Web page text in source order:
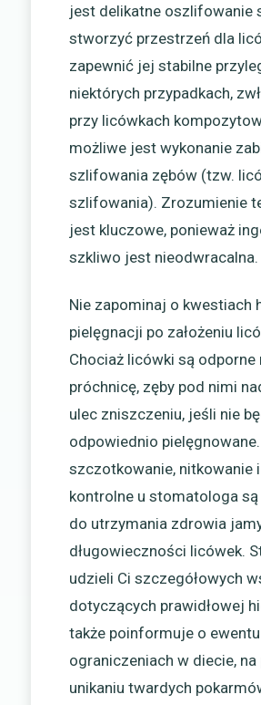
jest delikatne oszlifowanie
stworzyć przestrzeń dla
zapewnić jej stabilne
niektórych przypadkach,
przy licówkach
możliwe jest wykonanie
szlifowania zębów (tzw.
szlifowania). Zrozumienie
jest kluczowe, ponieważ
szkliwo jest nieodwracalna.
Nie zapominaj o kwestiach
pielęgnacji po założeniu
Chociaż licówki są odporne
próchnicę, zęby pod nimi
ulec zniszczeniu, jeśli nie
odpowiednio
szczotkowanie, nitkowanie
kontrolne u stomatologa są
do utrzymania zdrowia
długowieczności licówek.
udzieli Ci szczegółowych
dotyczących prawidłowej
także poinformuje o
ograniczeniach w diecie, na
unikaniu twardych